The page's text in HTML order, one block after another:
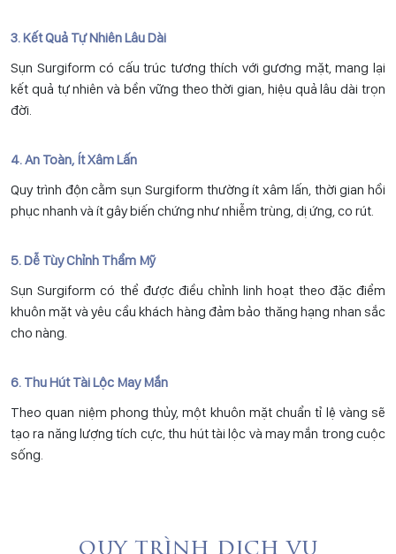
3. Kết Quả Tự Nhiên Lâu Dài
Sụn Surgiform có cấu trúc tương thích với gương mặt, mang lại
kết quả tự nhiên và bền vững theo thời gian, hiệu quả lâu dài trọn
đời.
4. An Toàn, Ít Xâm Lấn
Quy trình độn cằm sụn Surgiform thường ít xâm lấn, thời gian hồi
phục nhanh và ít gây biến chứng như nhiễm trùng, dị ứng, co rút.
5. Dễ Tùy Chỉnh Thẩm Mỹ
Sụn Surgiform có thể được điều chỉnh linh hoạt theo đặc điểm
khuôn mặt và yêu cầu khách hàng đảm bảo thăng hạng nhan sắc
cho nàng.
6. Thu Hút Tài Lộc May Mắn
Theo quan niệm phong thủy, một khuôn mặt chuẩn tỉ lệ vàng sẽ
tạo ra năng lượng tích cực, thu hút tài lộc và may mắn trong cuộc
sống.
quy trình dịch vụ